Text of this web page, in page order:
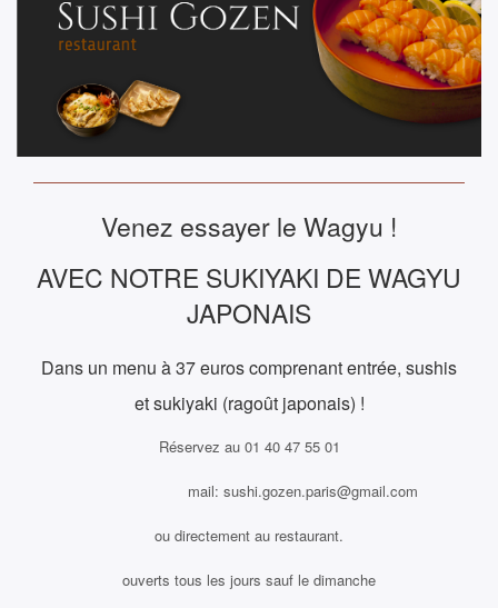
Venez essayer le Wagyu !
AVEC NOTRE SUKIYAKI DE WAGYU
JAPONAIS
Dans un menu à 37 euros comprenant entrée, sushis
et sukiyaki (ragoût japonais) !
Réservez au 01 40 47 55 01
mail: sushi.gozen.paris@gmail.com
ou directement au restaurant.
ouverts tous les jours sauf le dimanche